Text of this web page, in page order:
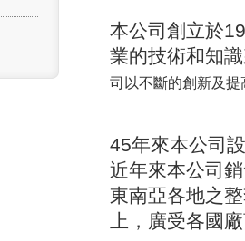
本公司創立於
業的技術和知
司以不斷的創新及
45年來本公司
近年來本公司
東南亞各地之
上，廣受各國